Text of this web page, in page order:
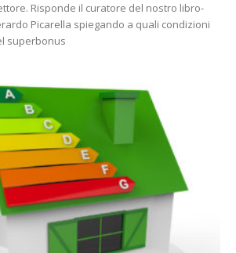
Risponde il curatore del nostro libro-
Picarella spiegando a quali condizioni
superbonus